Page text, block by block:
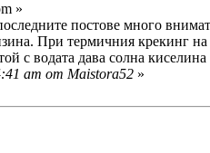
»
постове много
При термичния крекинг
с водата дава солна киселина
am от Maistora52 »